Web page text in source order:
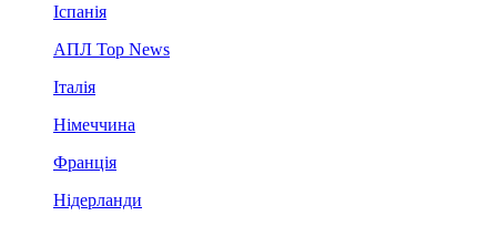
Іспанія
АПЛ Top News
Італія
Німеччина
Франція
Нідерланди